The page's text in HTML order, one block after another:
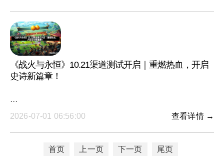
《战火与永恒》10.21渠道测试开启｜重燃热血，开启
史诗新篇章！
···
2026-07-01 06:56:00
查看详情 →
首页 上一页 下一页 尾页